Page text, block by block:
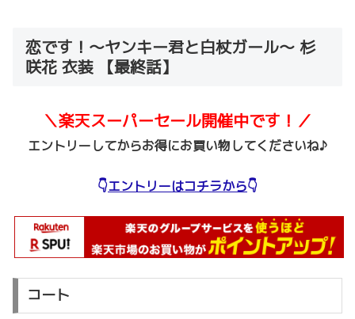
恋です！〜ヤンキー君と白杖ガール〜 杉
咲花 衣装 【最終話】
＼楽天スーパーセール開催中です！／
エントリーしてからお得にお買い物してくださいね♪
👇エントリーはコチラから👇
コート